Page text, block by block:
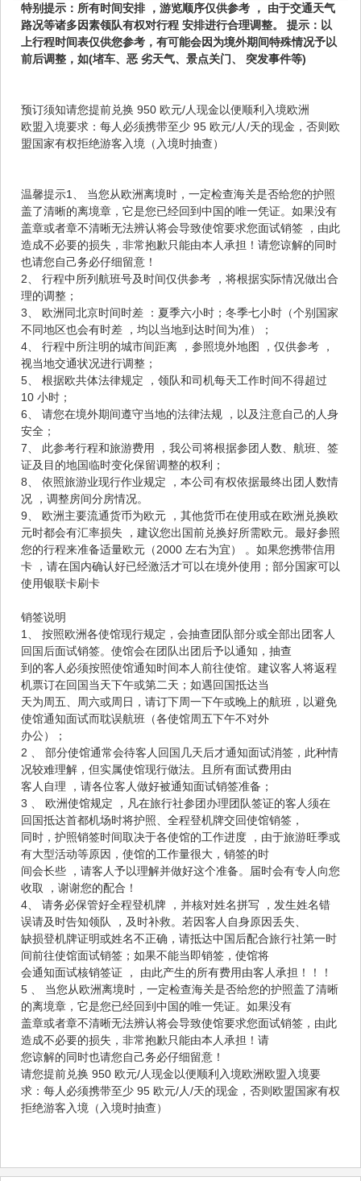
特别提示：所有时间安排 ，游览顺序仅供参考 ， 由于交通天气
路况等诸多因素领队有权对行程 安排进行合理调整。 提示：以
上行程时间表仅供您参考，有可能会因为境外期间特殊情况予以
前后调整，如(堵车、恶 劣天气、景点关门、 突发事件等)
预订须知请您提前兑换 950 欧元/人现金以便顺利入境欧洲
欧盟入境要求：每人必须携带至少 95 欧元/人/天的现金，否则欧
盟国家有权拒绝游客入境（入境时抽查）
温馨提示1、 当您从欧洲离境时，一定检查海关是否给您的护照
盖了清晰的离境章，它是您已经回到中国的唯一凭证。如果没有
盖章或者章不清晰无法辨认将会导致使馆要求您面试销签 ，由此
造成不必要的损失，非常抱歉只能由本人承担！请您谅解的同时
也请您自己务必仔细留意！
2、 行程中所列航班号及时间仅供参考 ，将根据实际情况做出合
理的调整；
3、 欧洲同北京时间时差 ：夏季六小时；冬季七小时（个别国家
不同地区也会有时差 ，均以当地到达时间为准）；
4、 行程中所注明的城市间距离 ，参照境外地图 ，仅供参考 ，
视当地交通状况进行调整；
5、 根据欧共体法律规定 ，领队和司机每天工作时间不得超过
10 小时；
6、 请您在境外期间遵守当地的法律法规 ，以及注意自己的人身
安全；
7、 此参考行程和旅游费用 ，我公司将根据参团人数、航班、签
证及目的地国临时变化保留调整的权利；
8、 依照旅游业现行作业规定 ，本公司有权依据最终出团人数情
况 ，调整房间分房情况。
9、 欧洲主要流通货币为欧元 ，其他货币在使用或在欧洲兑换欧
元时都会有汇率损失 ，建议您出国前兑换好所需欧元。最好参照
您的行程来准备适量欧元（2000 左右为宜） 。如果您携带信用
卡 ，请在国内确认好已经激活才可以在境外使用；部分国家可以
使用银联卡刷卡
销签说明
1、 按照欧洲各使馆现行规定，会抽查团队部分或全部出团客人
回国后面试销签。使馆会在团队出团后予以通知，抽查
到的客人必须按照使馆通知时间本人前往使馆。建议客人将返程
机票订在回国当天下午或第二天；如遇回国抵达当
天为周五、周六或周日，请订下周一下午或晚上的航班，以避免
使馆通知面试而耽误航班（各使馆周五下午不对外
办公）；
2 、 部分使馆通常会待客人回国几天后才通知面试消签，此种情
况较难理解，但实属使馆现行做法。且所有面试费用由
客人自理 ，请各位客人做好被通知面试销签准备；
3 、 欧洲使馆规定 ，凡在旅行社参团办理团队签证的客人须在
回国抵达首都机场时将护照、全程登机牌交回使馆销签，
同时，护照销签时间取决于各使馆的工作进度 ，由于旅游旺季或
有大型活动等原因，使馆的工作量很大，销签的时
间会长些 ，请客人予以理解并做好这个准备。届时会有专人向您
收取 ，谢谢您的配合！
4、 请务必保管好全程登机牌 ，并核对姓名拼写 ，发生姓名错
误请及时告知领队 ，及时补救。若因客人自身原因丢失、
缺损登机牌证明或姓名不正确，请抵达中国后配合旅行社第一时
间前往使馆面试销签；如果不能当即销签，使馆将
会通知面试核销签证 ， 由此产生的所有费用由客人承担！！！
5 、 当您从欧洲离境时，一定检查海关是否给您的护照盖了清晰
的离境章，它是您已经回到中国的唯一凭证。如果没有
盖章或者章不清晰无法辨认将会导致使馆要求您面试销签，由此
造成不必要的损失，非常抱歉只能由本人承担！请
您谅解的同时也请您自己务必仔细留意！
请您提前兑换 950 欧元/人现金以便顺利入境欧洲欧盟入境要
求：每人必须携带至少 95 欧元/人/天的现金，否则欧盟国家有权
拒绝游客入境（入境时抽查）